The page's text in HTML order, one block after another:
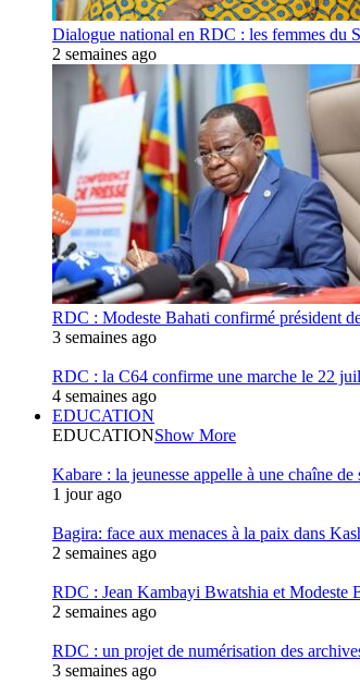
Dialogue national en RDC : les femmes du
2 semaines ago
RDC : Modeste Bahati confirmé président
3 semaines ago
RDC : la C64 confirme une marche le 22
4 semaines ago
EDUCATION
EDUCATIONShow More
Kabare : la jeunesse appelle à une chaîne
1 jour ago
Bagira: face aux menaces à la paix dans
2 semaines ago
RDC : Jean Kambayi Bwatshia et Modeste
2 semaines ago
RDC : un projet de numérisation des
3 semaines ago